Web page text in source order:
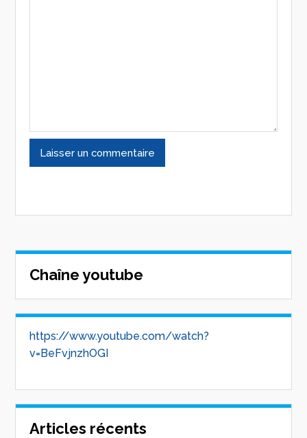
Chaîne youtube
https://www.youtube.com/watch?
v=BeFvjnzhOGI
Articles récents